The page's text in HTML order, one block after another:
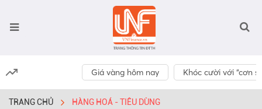
Giá vàng hôm nay Khóc cười với “cơn
TRANG CHỦ HÀNG HOÁ - TIÊU DÙNG